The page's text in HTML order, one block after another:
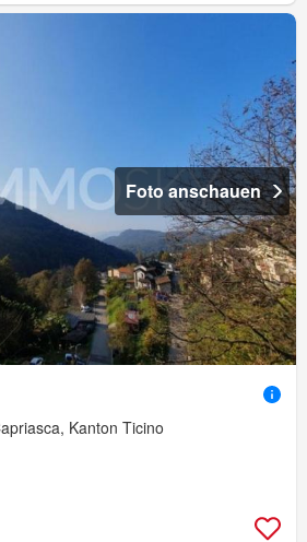
Foto anschauen
Kanton Ticino